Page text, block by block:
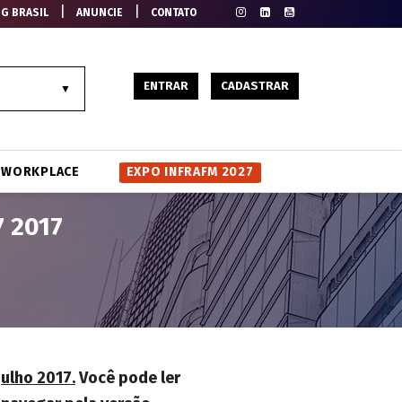
BRASIL|ANUNCIE CONTATO
ENTRAR CADASTRAR
WORKPLACE EXPO INFRAFM 2027
2017
2017.Você pode ler